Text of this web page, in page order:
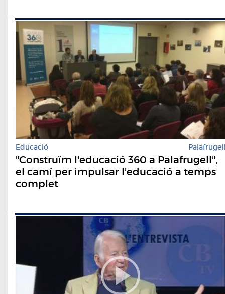
Educació Palafrugell
"Construïm l'educació 360 a Palafrugell",
el camí per impulsar l'educació a temps
complet